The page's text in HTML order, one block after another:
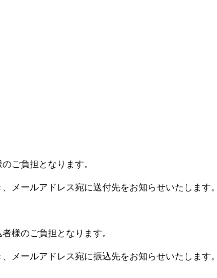
負担となります。
メールアドレス宛に送付先をお知らせいたします
のご負担となります。
メールアドレス宛に振込先をお知らせいたします